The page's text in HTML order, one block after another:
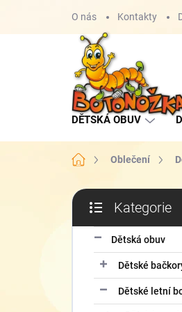
O nás Kontakty
DĚTSKÁ OBUV
Domů Oblečení
P
s
kategorie
Kategorie
Dětská obuv
Dětské
Dětské letní